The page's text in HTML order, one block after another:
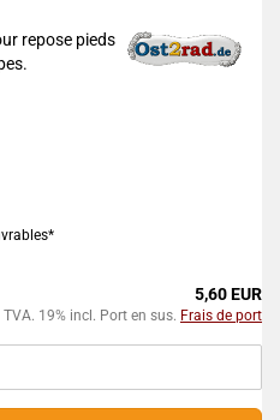
repose pieds
5,60 EUR
TVA. 19% incl. Port en sus. Frais de port